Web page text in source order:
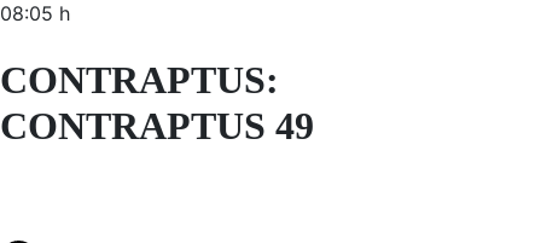
08:05 h
CONTRAPTUS:
CONTRAPTUS 49